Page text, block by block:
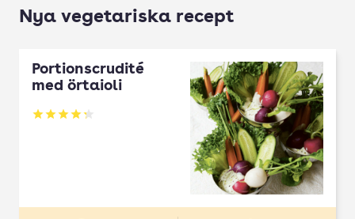
Nya vegetariska recept
Portionscrudité
med örtaioli
Betyg: 4.27 av 5